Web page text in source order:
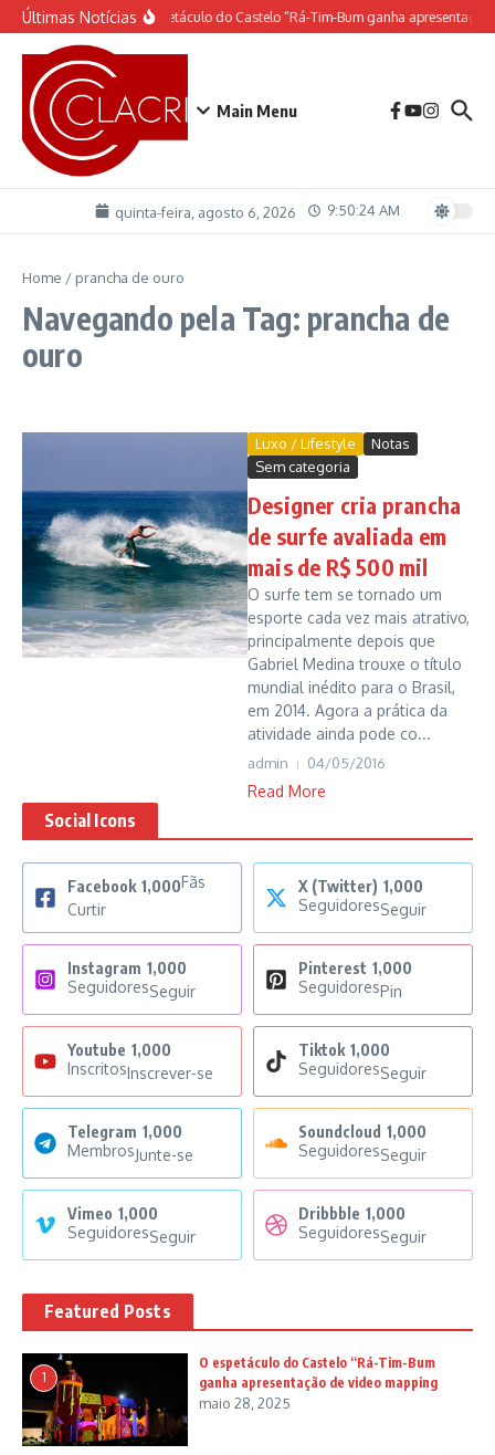
Ir para o conteúdo
Últimas NotíciasO espetáculo do Castelo “Rá-Tim-Bum ganha
Main Menu
quinta-feira, agosto 6, 2026 9:50:24 AM
Home / prancha de ouro
Navegando pela Tag: prancha de
ouro
Luxo / Lifestyle
Notas
Sem categoria
Designer cria prancha
de surfe avaliada em
mais de R$ 500 mil
O surfe tem se tornado um
esporte cada vez mais atrativo,
principalmente depois que
Gabriel Medina trouxe o título
mundial inédito para o Brasil,
em 2014. Agora a prática da
atividade ainda pode co...
admin 04/05/2016
Read More
Social Icons
Facebook 1,000Fãs
Curtir
X (Twitter) 1,000
SeguidoresSeguir
Instagram 1,000
SeguidoresSeguir
Pinterest 1,000
SeguidoresPin
Youtube 1,000
InscritosInscrever-se
Tiktok 1,000
SeguidoresSeguir
Telegram 1,000
MembrosJunte-se
Soundcloud 1,000
SeguidoresSeguir
Vimeo 1,000
SeguidoresSeguir
Dribbble 1,000
SeguidoresSeguir
Featured Posts
1
O espetáculo do Castelo “Rá-Tim-Bum
ganha apresentação de video mapping
maio 28, 2025